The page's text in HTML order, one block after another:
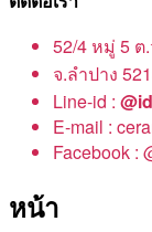
52/4 หมู่ 5 ต
จ.ลำปาง
Line-id :
E-mail :
Facebook :
หน้า